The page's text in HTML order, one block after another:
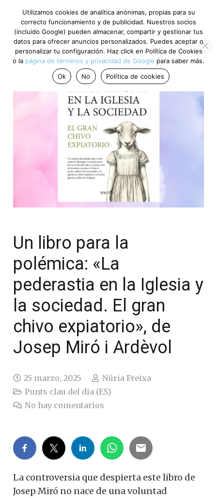
Un libro para la
polémica: «La
pederastia en la Iglesia y
la sociedad. El gran
chivo expiatorio», de
Josep Miró i Ardèvol
25 marzo, 2025
Núria Freixa
Punts clau del dia (ES)
No hay comentarios
La controversia que despierta este libro de
Josep Miró no nace de una voluntad
Utilizamos cookies de analítica anónimas, propias para su
correcto funcionamiento y de publicidad. Nuestros socios
(incluido Google) pueden almacenar, compartir y gestionar tus
datos para ofrecer anuncios personalizados. Puedes aceptar o
personalizar tu configuración. Haz click en Política de Cookies
o la página de términos y privacidad de Google para saber más.
Ok
No Política de cookies